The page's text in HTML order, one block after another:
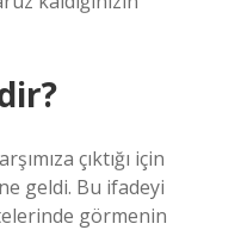
çıktığı için
geldi. Bu ifadeyi
görmenin